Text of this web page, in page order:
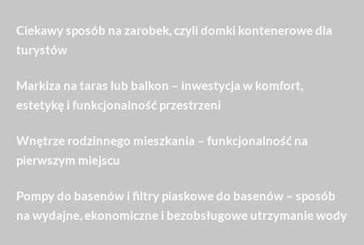
Ciekawy sposób na zarobek, czyli domki kontenerowe dla
turystów
Markiza na taras lub balkon – inwestycja w komfort,
estetykę i funkcjonalność przestrzeni
Wnętrze rodzinnego mieszkania – funkcjonalność na
pierwszym miejscu
Pompy do basenów i filtry piaskowe do basenów – sposób
na wydajne, ekonomiczne i bezobsługowe utrzymanie wody